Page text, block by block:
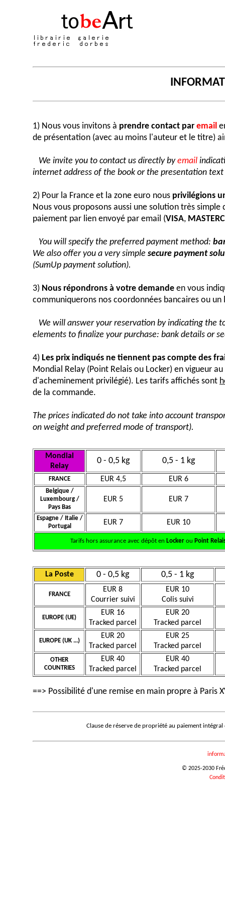
1) Nous vous invitons à prendre contact par email
de présentation (avec au moins l'auteur et le titre)
We invite you to contact us directly byemail
internet address of the book or the presentation
2) Pour la France et la zone euro nous privilégions
Nous vous proposons aussi une solution très simple
paiement par lien envoyé par email (VISA,
You will specify the preferred payment method:
We also offer you a very simple secure payment
(SumUp payment solution).
3) Nous répondrons à votre demande en vous
communiquerons nos coordonnées bancaires ou
We will answer your reservation by indicating the
elements to finalize your purchase: bank details or
4) Les prix indiqués ne tiennent pas compte des
Mondial Relay (Point Relais ou Locker) en vigueur
d'acheminement privilégié). Les tarifs affichés sont
de la commande.
The prices indicated do not take into account
on weight and preferred mode of transport).
Mondial
Relay
0 - 0,5 kg 0,5 - 1 kg
FRANCE EUR 4,5 EUR 6
Belgique /
Luxembourg /
Pays Bas
EUR 5 EUR 7
Espagne / Italie /
Portugal
EUR 7 EUR 10
Tarifs hors assurance avec dépôt en Lockerou Point
La Poste 0 - 0,5 kg 0,5 - 1 kg
FRANCE
EUR 8
Courrier suivi
EUR 10
Colis suivi
EUROPE (UE)
EUR 16
Tracked parcel
EUR 20
Tracked parcel
EUROPE (UK ...)
EUR 20
Tracked parcel
EUR 25
Tracked parcel
OTHER
COUNTRIES
EUR 40
Tracked parcel
EUR 40
Tracked parcel
==> Possibilité d'une remise en main propre à Paris
Clause de réserve de propriété au paiement
© 2025-2030